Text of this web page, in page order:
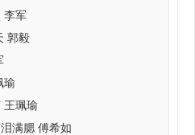
李军
郭毅
瑜
王珮瑜
满腮 傅希如